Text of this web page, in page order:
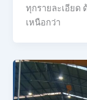
ทุกรายละเอียด
เหนือกว่า